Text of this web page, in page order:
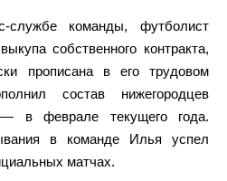
команды, футболист
собственного контракта,
прописана в его трудовом
состав нижегородцев
— в феврале текущего года.
в команде Илья успел
матчах.